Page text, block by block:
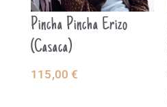
Pincha Pincha Erizo
(Casaca)
115,00€